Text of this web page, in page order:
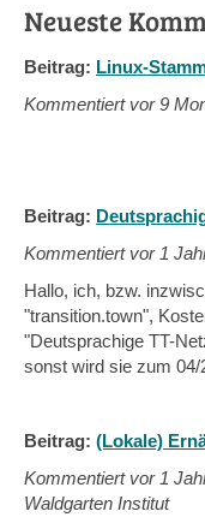
Neueste
Beitrag: Linux-
Kommentiert vor9
Beitrag:
Kommentiert vor 1
Hallo, ich, bzw.
"transition.town",
"Deutsprachige TT-
sonst wird sie zum 04/
Beitrag: (Lokale)
Kommentiert vor 1
Waldgarten Institut